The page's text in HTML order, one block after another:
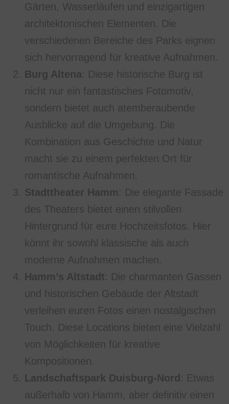
Gärten, Wasserläufen und einzigartigen
architektonischen Elementen. Die
verschiedenen Bereiche des Parks eignen
sich hervorragend für kreative Aufnahmen.
Burg Altena: Diese historische Burg ist
nicht nur ein fantastisches Fotomotiv,
sondern bietet auch atemberaubende
Ausblicke auf die Umgebung. Die
Kombination aus Geschichte und Natur
macht sie zu einem perfekten Ort für
romantische Aufnahmen.
Stadttheater Hamm: Die elegante Fassade
des Theaters bietet einen stilvollen
Hintergrund für eure Hochzeitsfotos. Hier
könnt ihr sowohl klassische als auch
moderne Aufnahmen machen.
Hamm’s Altstadt: Die charmanten Gassen
und historischen Gebäude der Altstadt
verleihen euren Fotos einen nostalgischen
Touch. Diese Locations bieten eine Vielzahl
von Möglichkeiten für kreative
Kompositionen.
Landschaftspark Duisburg-Nord : Etwas
außerhalb von Hamm, aber definitiv einen